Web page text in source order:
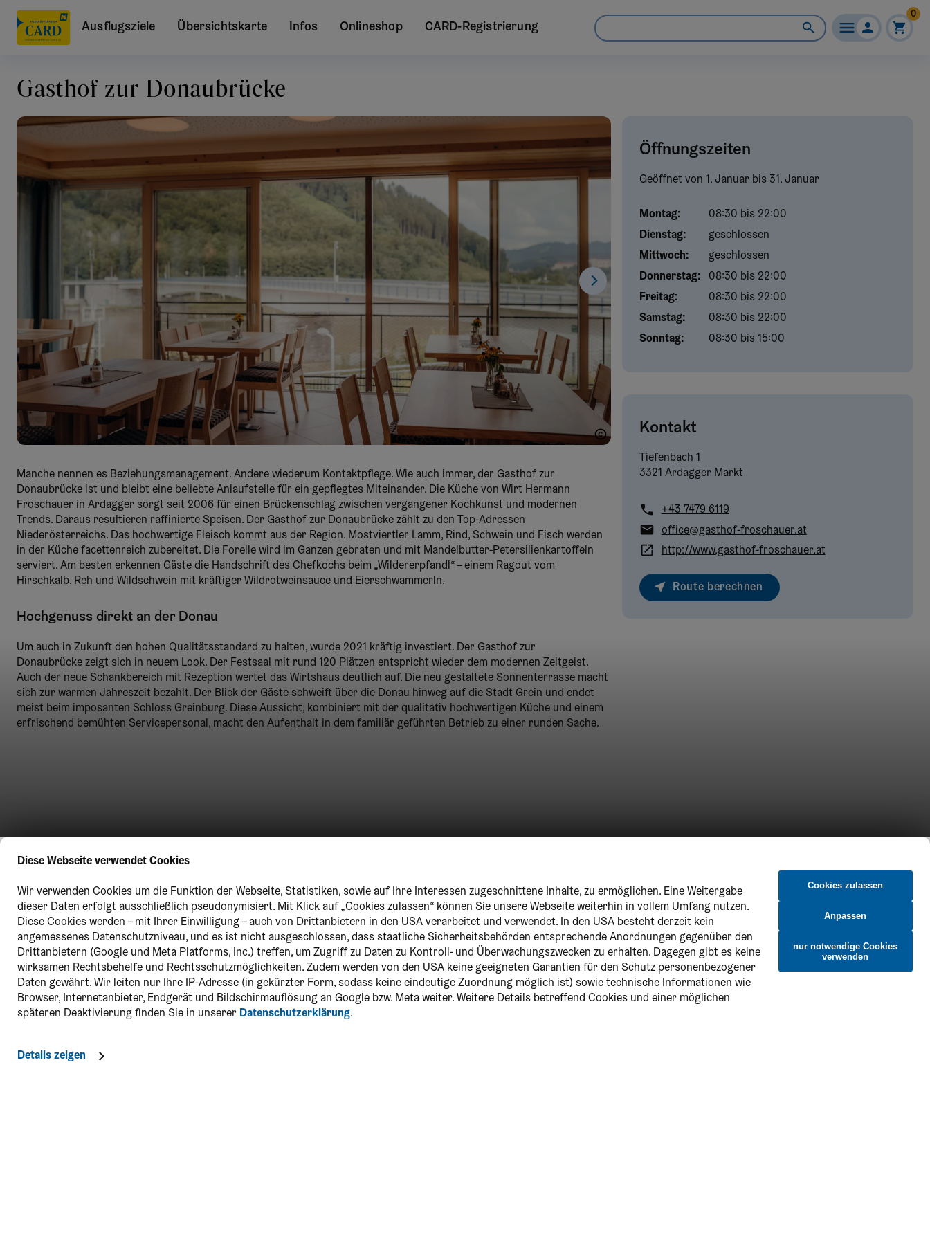
Diese Webseite verwendet Cookies
Wir verwenden Cookies um die Funktion der Webseite, Statistiken, sowie auf Ihre Interessen zugeschnittene Inhalte, zu ermöglichen. Eine Weitergabe
dieser Daten erfolgt ausschließlich pseudonymisiert. Mit Klick auf „Cookies zulassen“ können Sie unsere Webseite weiterhin in vollem Umfang nutzen.
Diese Cookies werden – mit Ihrer Einwilligung – auch von Drittanbietern in den USA verarbeitet und verwendet. In den USA besteht derzeit kein
angemessenes Datenschutzniveau, und es ist nicht ausgeschlossen, dass staatliche Sicherheitsbehörden entsprechende Anordnungen gegenüber den
Drittanbietern (Google und Meta Platforms, Inc.) treffen, um Zugriff zu Daten zu Kontroll- und Überwachungszwecken zu erhalten. Dagegen gibt es keine
wirksamen Rechtsbehelfe und Rechtsschutzmöglichkeiten. Zudem werden von den USA keine geeigneten Garantien für den Schutz personenbezogener
Daten gewährt. Wir leiten nur Ihre IP-Adresse (in gekürzter Form, sodass keine eindeutige Zuordnung möglich ist) sowie technische Informationen wie
Browser, Internetanbieter, Endgerät und Bildschirmauflösung an Google bzw. Meta weiter. Weitere Details betreffend Cookies und einer möglichen
späteren Deaktivierung finden Sie in unserer Datenschutzerklärung.
Details zeigen
Cookies zulassen
Anpassen
nur notwendige Cookies
verwenden
Ausflugsziele Übersichtskarte Infos Onlineshop CARD-Registrierung
0
Gasthof zur Donaubrücke
Manche nennen es Beziehungsmanagement. Andere wiederum Kontaktpflege. Wie auch immer, der Gasthof zur
Donaubrücke ist und bleibt eine beliebte Anlaufstelle für ein gepflegtes Miteinander. Die Küche von Wirt Hermann
Froschauer in Ardagger sorgt seit 2006 für einen Brückenschlag zwischen vergangener Kochkunst und modernen
Trends. Daraus resultieren raffinierte Speisen. Der Gasthof zur Donaubrücke zählt zu den Top-Adressen
Niederösterreichs. Das hochwertige Fleisch kommt aus der Region. Mostviertler Lamm, Rind, Schwein und Fisch werden
in der Küche facettenreich zubereitet. Die Forelle wird im Ganzen gebraten und mit Mandelbutter-Petersilienkartoffeln
serviert. Am besten erkennen Gäste die Handschrift des Chefkochs beim „Wildererpfandl“ – einem Ragout vom
Hirschkalb, Reh und Wildschwein mit kräftiger Wildrotweinsauce und Eierschwammerln.
Hochgenuss direkt an der Donau
Um auch in Zukunft den hohen Qualitätsstandard zu halten, wurde 2021 kräftig investiert. Der Gasthof zur
Donaubrücke zeigt sich in neuem Look. Der Festsaal mit rund 120 Plätzen entspricht wieder dem modernen Zeitgeist.
Auch der neue Schankbereich mit Rezeption wertet das Wirtshaus deutlich auf. Die neu gestaltete Sonnenterrasse macht
sich zur warmen Jahreszeit bezahlt. Der Blick der Gäste schweift über die Donau hinweg auf die Stadt Grein und endet
meist beim imposanten Schloss Greinburg. Diese Aussicht, kombiniert mit der qualitativ hochwertigen Küche und einem
erfrischend bemühten Servicepersonal, macht den Aufenthalt in dem familiär geführten Betrieb zu einer runden Sache.
Öffnungszeiten
Geöffnet von1. Januar bis 31. Januar
Montag:
08:30 bis 22:00
Dienstag:
geschlossen
Mittwoch:
geschlossen
Donnerstag:
08:30 bis 22:00
Freitag:
08:30 bis 22:00
Samstag:
08:30 bis 22:00
Sonntag: 08:30 bis 15:00
Kontakt
Tiefenbach 1
3321 Ardagger Markt
+43 7479 6119
office@gasthof-froschauer.at
http://www.gasthof-froschauer.at
Route berechnen